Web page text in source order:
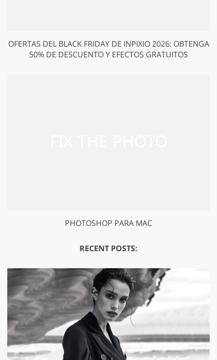
OFERTAS DEL BLACK FRIDAY DE INPIXIO 2026: OBTENGA
50% DE DESCUENTO Y EFECTOS GRATUITOS
PHOTOSHOP PARA MAC
RECENT POSTS: